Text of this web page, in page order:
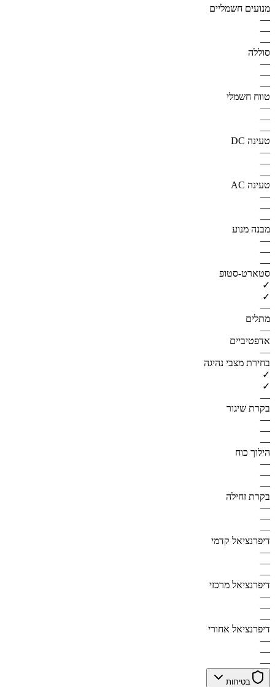
מנועים חשמליים
—
—
—
סוללה
—
—
—
טווח חשמלי
—
—
—
טעינה DC
—
—
—
טעינה AC
—
—
—
מבנה מנוע
—
—
—
סטארט-סטופ
✓
✓
—
מתלים
—
אדפטיביים
—
בחירת מצבי נהיגה
✓
✓
—
בקרת שיגור
—
—
—
הילוך כוח
—
—
—
בקרת זחילה
—
—
—
דיפרנציאל קדמי
—
—
—
דיפרנציאל מרכזי
—
—
—
דיפרנציאל אחורי
—
—
—
בטיחות